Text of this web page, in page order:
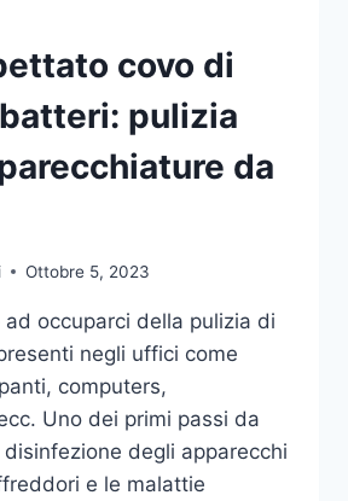
covo di
pulizia
da
Ottobre 5, 2023
ad occuparci della pulizia di
negli uffici come
computers,
Uno dei primi passi da
degli apparecchi
e le malattie